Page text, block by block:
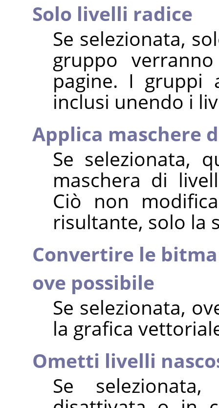
Solo livelli radice
Se selezionata,
gruppo
pagine. I gruppi
inclusi unendo i
Applica maschere
Se selezionata,
maschera di
Ciò non
risultante, solo la
Convertire le
ove possibile
Se selezionata,
la grafica
Ometti livelli
Se